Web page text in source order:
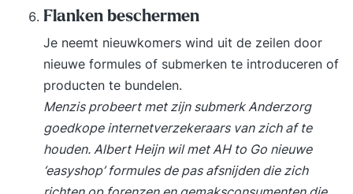
deelnamebewijs uitgereikt. Onze klanten Unilever,
Allianz, Vodafone Ziggo, RaboBank, Heineken,
Twinsense, Total Reality, Modere, Steinweg,
Gebroeders Kok, Eco Result, Achmea, AMG,
Telfort, Wolters Kluwer, Railion Benelux, Idexx,
Tata Steel Group, SEO, Van Oord, VVV Nederland,
Agrifirm, Gas Unie, Eneco, NS, De Volksbank,
Flanken beschermen
Je neemt nieuwkomers wind uit de zeilen door
nieuwe formules of submerken te introduceren of
producten te bundelen.
Menzis probeert met zijn submerk Anderzorg
goedkope internetverzekeraars van zich af te
houden. Albert Heijn wil met AH to Go nieuwe
‘easyshop’ formules de pas afsnijden die zich